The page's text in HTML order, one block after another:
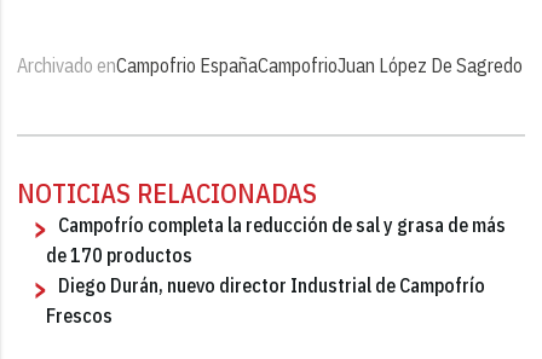
Archivado enCampofrio EspañaCampofrioJuan López De Sagredo
NOTICIAS RELACIONADAS
Campofrío completa la reducción de sal y grasa de más
de 170 productos
Diego Durán, nuevo director Industrial de Campofrío
Frescos